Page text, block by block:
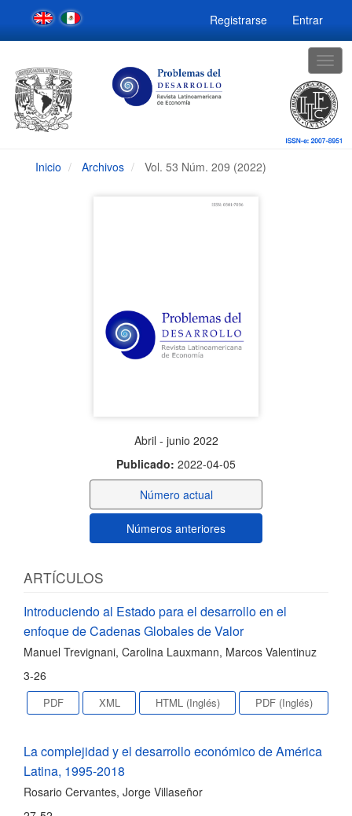
Navegación
principal
Contenido
Barra
lateral
Registrarse Entrar
Inicio Archivos Vol. 53 Núm. 209 (2022)
Abril - junio 2022
Publicado: 2022-04-05
Número actual
Números anteriores
ARTÍCULOS
Introduciendo al Estado para el desarrollo en el
enfoque de Cadenas Globales de Valor
Manuel Trevignani, Carolina Lauxmann, Marcos Valentinuz
3-26
PDF XML HTML (Inglés) PDF (Inglés)
La complejidad y el desarrollo económico de América
Latina, 1995-2018
Rosario Cervantes, Jorge Villaseñor